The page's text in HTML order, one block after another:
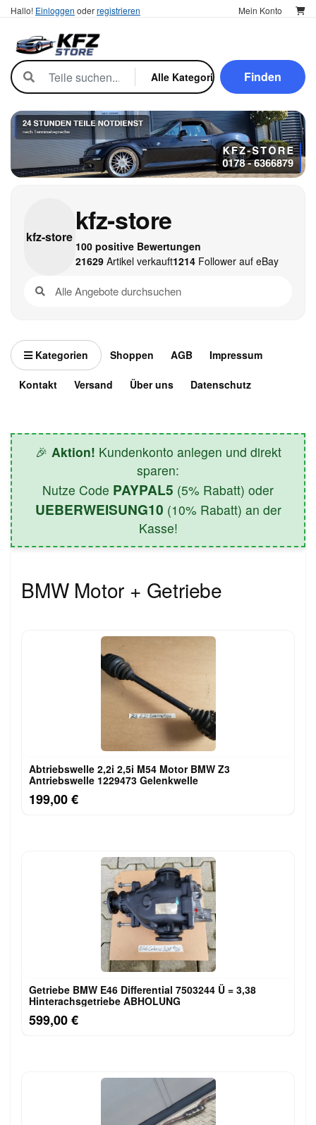
Hallo! Einloggen oderregistrieren Mein Konto
Finden
kfz-store
kfz-store
100 positive Bewertungen
21629Artikel verkauft1214Follower auf eBay
Kategorien Shoppen AGB Impressum
Kontakt Versand Über uns Datenschutz
🎉 Aktion! Kundenkonto anlegen und direkt
sparen:
Nutze Code PAYPAL5 (5% Rabatt) oder
UEBERWEISUNG10 (10% Rabatt) an der
Kasse!
BMW Motor + Getriebe
Abtriebswelle 2,2i 2,5i M54 Motor BMW Z3
Antriebswelle 1229473 Gelenkwelle
199,00 €
Getriebe BMW E46 Differential 7503244 Ü = 3,38
Hinterachsgetriebe ABHOLUNG
599,00 €